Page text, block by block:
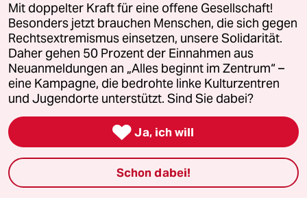
Aktuelles
Hausblog
Die Seitenwende
Stellen
Presse
Mit doppelter Kraft für eine offene Gesellschaft!
Besonders jetzt brauchen Menschen, die sich gegen
Rechtsextremismus einsetzen, unsere Solidarität.
Daher gehen 50 Prozent der Einnahmen aus
Neuanmeldungen an „Alles beginnt im Zentrum“ –
eine Kampagne, die bedrohte linke Kulturzentren
und Jugendorte unterstützt. Sind Sie dabei?
 Ja, ich will
Schon dabei!